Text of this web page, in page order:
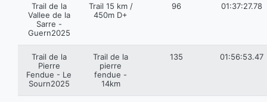
Trail de la
Vallee de la
Sarre -
Guern2025
Trail 15 km /
450m D+
96 01:37:27.78
Trail de la
Pierre
Fendue - Le
Sourn2025
Trail de la
pierre
fendue -
14km
135 01:56:53.47